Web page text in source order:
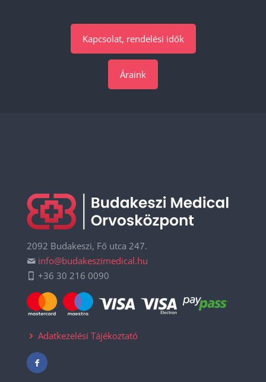
Kapcsolat, rendelési idők
Áraink
2092 Budakeszi, Fő utca 247.
info@budakeszimedical.hu
+36 30 216 0090
Adatkezelési Tájékoztató